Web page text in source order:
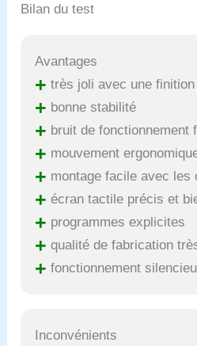
Bilan du test
Avantages
+ très joli avec une
+ bonne stabilité
+ bruit de fonctionnement
+ mouvement
+ montage facile avec les
+ écran tactile précis et
+ programmes explicites
+ qualité de fabrication
+ fonctionnement
Inconvénients